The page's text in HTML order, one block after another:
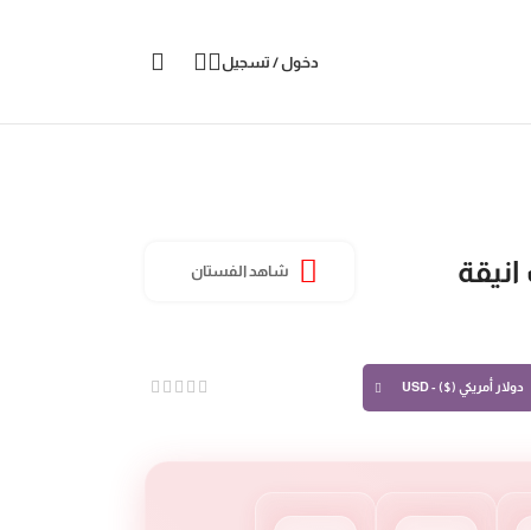
دخول / تسجيل
شاهد الفستان
دولار أمريكي ($) - USD